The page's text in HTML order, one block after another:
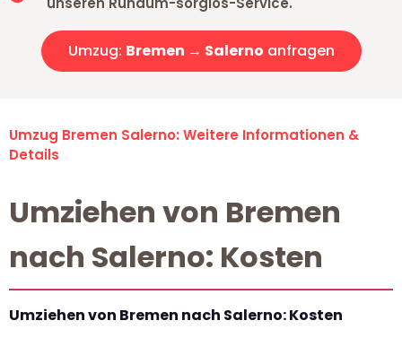
Umzug: Bremen → Salerno anfragen
Umzug Bremen Salerno: Weitere Informationen &
Details
Umziehen von Bremen
nach Salerno: Kosten
Umziehen von Bremen nach Salerno: Kosten